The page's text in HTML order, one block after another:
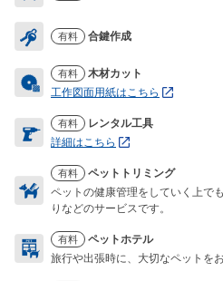
有料 合鍵作成
有料
木材カット
工作図面用紙はこちら
有料
レンタル工具
詳細はこちら
有料
ペットトリミング
ペットの健康管理をしていく上で
りなどのサービスです。
有料
ペットホテル
旅行や出張時に、大切なペットを